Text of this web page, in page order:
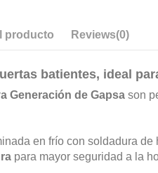
producto Reviews(0)
batientes, ideal
Generación de Gapsa son
en frío con soldadura
para mayor seguridad a la